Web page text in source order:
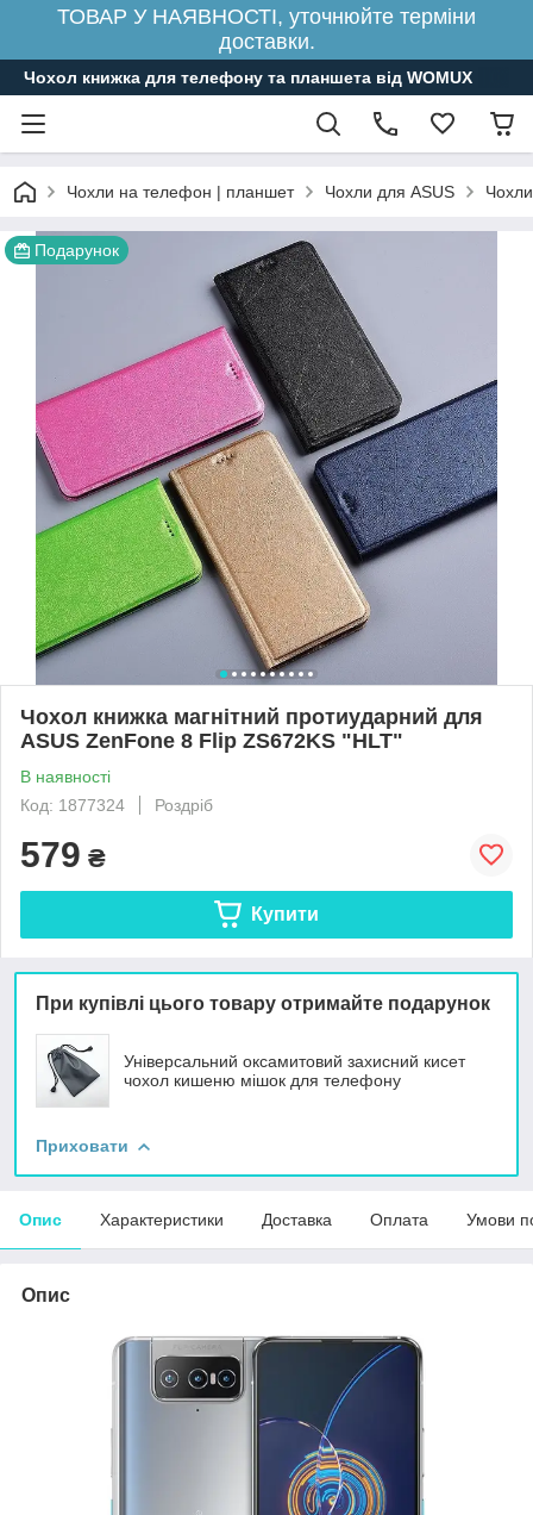
ТОВАР У НАЯВНОСТІ, уточнюйте терміни
доставки.
Чохол книжка для телефону та планшета від WOMUX
Чохли на телефон | планшет Чохли для ASUS
Подарунок
Чохол книжка магнітний протиударний для
ASUS ZenFone 8 Flip ZS672KS "HLT"
В наявності
Код: 1877324
Роздріб
579 ₴
Купити
При купівлі цього товару отримайте подарунок
Універсальний оксамитовий захисний кисет
чохол кишеню мішок для телефону
Приховати
Опис Характеристики Доставка Оплата Умови
Опис